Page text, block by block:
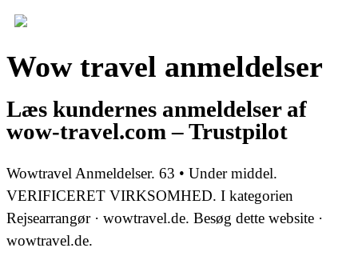
Wow travel anmeldelser
Læs kundernes anmeldelser af
wow-travel.com – Trustpilot
Wowtravel Anmeldelser. 63 • Under middel.
VERIFICERET VIRKSOMHED. I kategorien
Rejsearrangør · wowtravel.de. Besøg dette website ·
wowtravel.de.